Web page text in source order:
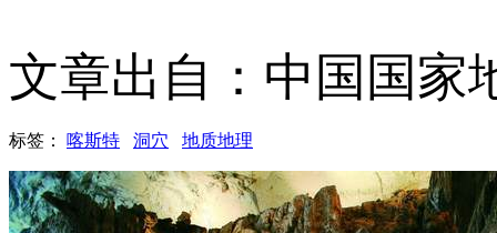
文章出自：中国国家
标签： 喀斯特 洞穴 地质地理